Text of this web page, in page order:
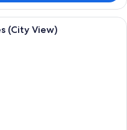
de hotel moderna con
(City View)